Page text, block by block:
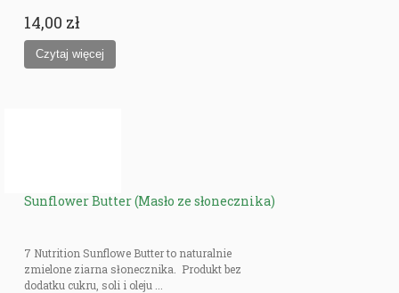
14,00 zł
Sunflower Butter (Masło ze słonecznika)
7 Nutrition Sunflowe Butter to naturalnie
zmielone ziarna słonecznika. Produkt bez
dodatku cukru, soli i oleju ...